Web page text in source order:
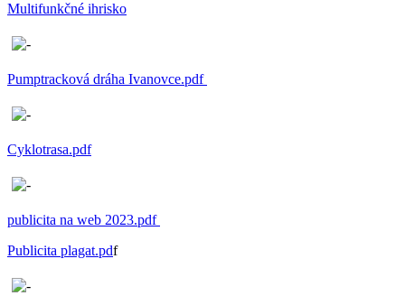
Multifunkčné ihrisko
Pumptracková dráha Ivanovce.pdf
Cyklotrasa.pdf
publicita na web 2023.pdf
Publicita plagat.pdf